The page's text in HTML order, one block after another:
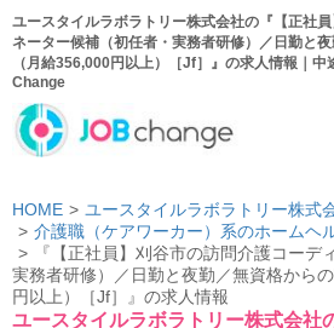
ユースタイルラボラトリー株式会社の『【正社
ネーター候補（初任者・実務者研修）／日勤と
（月給356,000円以上）［Jf］』の求人情報｜
Change
HOME
ユースタイルラボラトリー株式
介護職（ケアワーカー）系のホームヘ
『【正社員】刈谷市の訪問介護コーデ
実務者研修）／日勤と夜勤／無資格から
円以上）［Jf］』の求人情報
ユースタイルラボラトリー株式会社